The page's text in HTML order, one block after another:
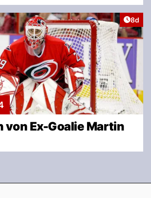
8d
von Ex-Goalie Martin